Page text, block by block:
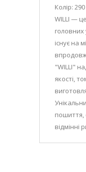
Колір:
WILLI —
головних
існує на
"WILLI"
якості,
пошиття,
відмінні